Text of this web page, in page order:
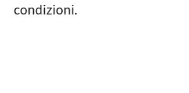
condizioni.